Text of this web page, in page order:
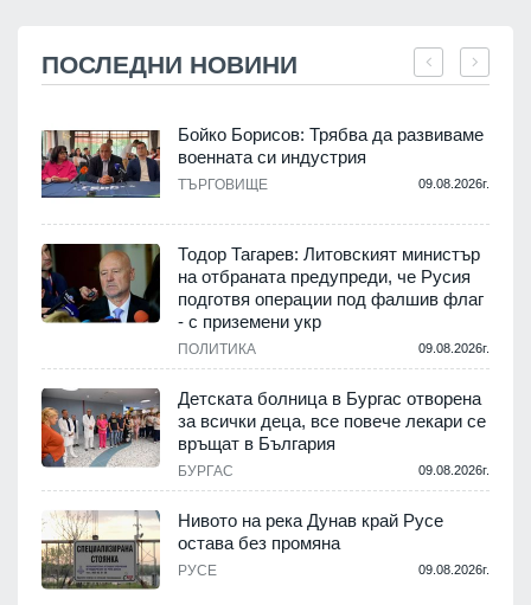
ПОСЛЕДНИ НОВИНИ
Бойко Борисов: Трябва да развиваме
военната си индустрия
ТЪРГОВИЩЕ 09.08.2026г.
Тодор Тагарев: Литовският министър
на отбраната предупреди, че Русия
подготвя операции под фалшив флаг
- с приземени укр
ПОЛИТИКА 09.08.2026г.
Детската болница в Бургас отворена
за всички деца, все повече лекари се
връщат в България
БУРГАС 09.08.2026г.
Нивото на река Дунав край Русе
остава без промяна
РУСЕ 09.08.2026г.